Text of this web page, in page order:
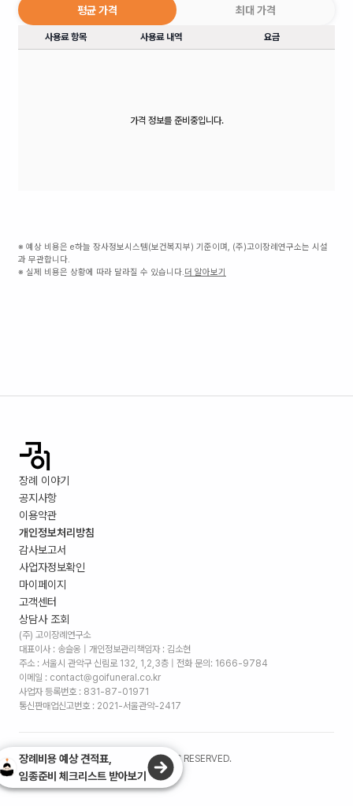
평균 가격 최대 가격
사용료 항목 사용료 내역 요금
가격 정보를 준비중입니다.
※ 예상 비용은 e하늘 장사정보시스템(보건복지부) 기준이며, (주)고이장례연구소는 시설
과 무관합니다.
※ 실제 비용은 상황에 따라 달라질 수 있습니다.더 알아보기
장례 이야기
공지사항
이용약관
개인정보처리방침
감사보고서
사업자정보확인
마이페이지
고객센터
상담사 조회
(주) 고이장례연구소
대표이사 : 송슬옹 | 개인정보관리책임자 : 김소현
주소 : 서울시 관악구 신림로 132, 1,2,3층 | 전화 문의: 1666-9784
이메일 : contact@goifuneral.co.kr
사업자 등록번호 : 831-87-01971
통신판매업신고번호 : 2021-서울관악-2417
©2026. (주)고이장례연구소 ALL RIGHTS RESERVED.
장례비용 예상 견적표,
임종준비 체크리스트 받아보기